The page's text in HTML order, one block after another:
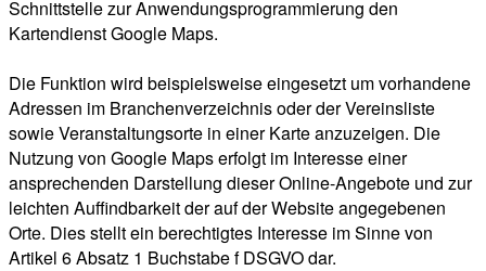
Schnittstelle zur Anwendungsprogrammierung den
Kartendienst Google Maps.
Die Funktion wird beispielsweise eingesetzt um vorhandene
Adressen im Branchenverzeichnis oder der Vereinsliste
sowie Veranstaltungsorte in einer Karte anzuzeigen. Die
Nutzung von Google Maps erfolgt im Interesse einer
ansprechenden Darstellung dieser Online-Angebote und zur
leichten Auffindbarkeit der auf der Website angegebenen
Orte. Dies stellt ein berechtigtes Interesse im Sinne von
Artikel 6 Absatz 1 Buchstabe f DSGVO dar.